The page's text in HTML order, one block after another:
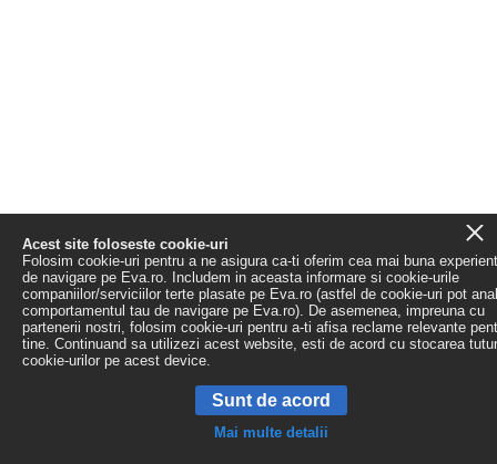
Acest site foloseste cookie-uri
Folosim cookie-uri pentru a ne asigura ca-ti oferim cea mai buna
de navigare pe Eva.ro. Includem in aceasta informare si cookie-urile
companiilor/serviciilor terte plasate pe Eva.ro (astfel de cookie-uri pot
comportamentul tau de navigare pe Eva.ro). De asemenea, impreuna cu
partenerii nostri, folosim cookie-uri pentru a-ti afisa reclame relevante
tine. Continuand sa utilizezi acest website, esti de acord cu stocarea
cookie-urilor pe acest device.
Sunt de acord
Mai multe detalii